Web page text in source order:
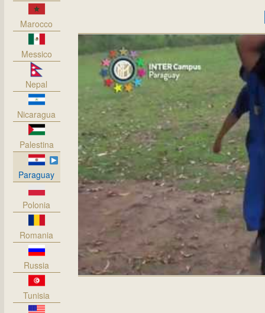
Marocco
Messico
Nepal
Nicaragua
Palestina
Paraguay
Polonia
Romania
Russia
Tunisia